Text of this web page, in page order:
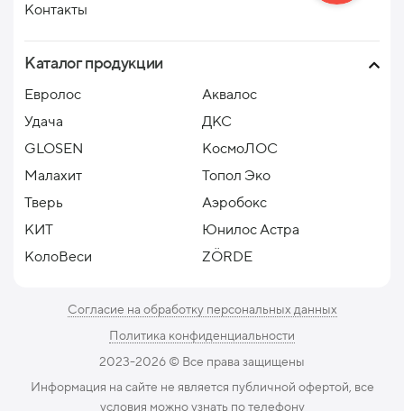
Контакты
Каталог продукции
Евролос
Аквалос
Удача
ДКС
GLOSEN
КосмоЛОС
Малахит
Топол Эко
Тверь
Аэробокс
КИТ
Юнилос Астра
КолоВеси
ZÖRDE
Согласие на обработку персональных данных
Политика конфиденциальности
2023-2026 ©️ Все права защищены
Информация на сайте не является публичной офертой, все
условия можно узнать по телефону